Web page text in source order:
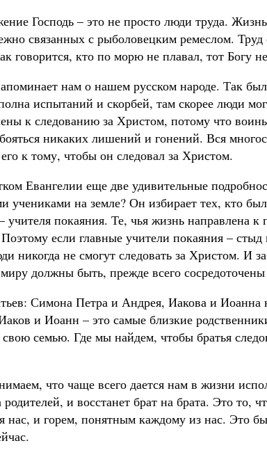
Господь – это не просто люди труда.
связанных с рыболовецким ремеслом. Труд
говорится, кто по морю не плавал, тот Богу
нам о нашем русском народе. Так
испытаний и скорбей, там скорее люди
к следованию за Христом, потому что
никаких лишений и гонений. Вся
к тому, чтобы он следовал за Христом.
Евангелии еще две удивительные
на земле? Он избирает тех, кто
покаяния. Те, чья жизнь направлена к
если главные учители покаяния – стыд
никогда не смогут следовать за Христом. И
должны быть, прежде всего сосредоточены
Симона Петра и Андрея, Иакова и Иоанна
и Иоанн – это самые близкие
семью. Где мы найдем, чтобы братья
что чаще всего дается нам в жизни
и восстанет брат на брата. Это то,
нас, и горем, понятным каждому из нас. Это